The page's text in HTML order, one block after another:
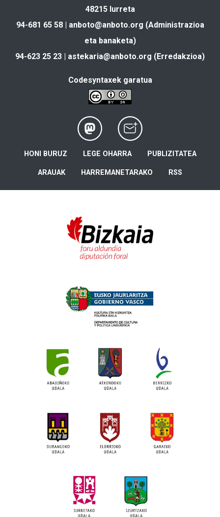
48215 Iurreta
94-681 65 58 | anboto@anboto.org (Administrazioa
eta banaketa)
94-623 25 23 | astekaria@anboto.org (Erredakzioa)
Codesyntaxek garatua
HONI BURUZ LEGE OHARRA PUBLIZITATEA
ARAUAK HARREMANETARAKO RSS